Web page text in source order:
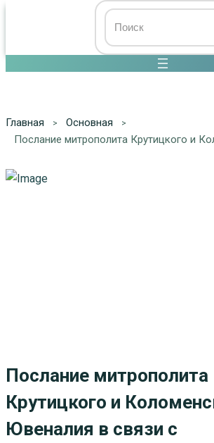
Главная
Основная
Послание митрополита
Крутицкого и
Ювеналия в связи с